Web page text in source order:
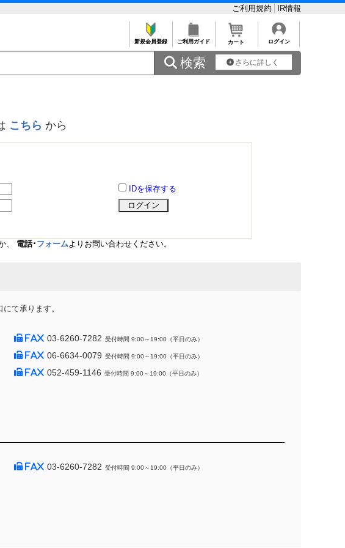
ご利用規約 IR情報
新規会員登録 ご利用ガイド カート ログイン
 検索 さらに詳しく
こちら から
IDを保存する
、 電話･ フォームよりお問い合わせください。
て承ります。
03-6260-7282 受付時間 9:00～19:00（平日のみ）
06-6634-0079 受付時間 9:00～19:00（平日のみ）
052-459-1146 受付時間 9:00～19:00（平日のみ）
03-6260-7282 受付時間 9:00～19:00（平日のみ）